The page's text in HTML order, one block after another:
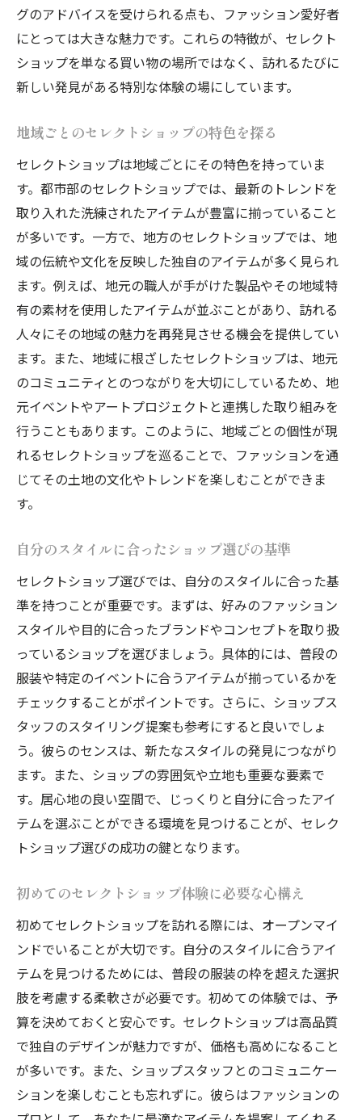
ショップランクと流行の関係性について
自分のファッションステージに合ったラン
クの選び方
初心者必見のセレクトショップ選び方指南
プ
初心者が陥りがちなミスとその回避法
セレクトショップ初心者のための予算別ア
ショップ巡りで得られるスタイルの幅
初めてのセレクトショップ体験を成功させ
るコツ
トレンドと個性を兼ね備えたセレクトショップ
の魅力
トレンドをリードするセレクトショップの
特徴
個性を大切にするショップ選びの重要性
トレンドと個性を両立させるアイテム選び
活用法
の作り方
個性的なアイテムで日常を彩る方法
個性を引き出すセレクトショップ選びの極意
自分の個性を活かすショップ選びのポイン
ト
個性を引き立てるアイテム選びのコツ
ショップスタッフと共に作るオリジナルス
タイル
個性を引き出すためのショップ巡りテクニ
ック
ユニークなスタイルを実現するためのコラ
せる方法
セレクトショップ巡りで新たなスタイルを発見
する
セレクトショップ巡りで得られる新しい視
スタイルを刷新するためのショップ巡りの
楽しみ方
さまざまなジャンルのショップを訪れるメ
グのアドバイスを受けられる点も、ファッション愛好者
にとっては大きな魅力です。これらの特徴が、セレクト
ショップを単なる買い物の場所ではなく、訪れるたびに
新しい発見がある特別な体験の場にしています。
地域ごとのセレクトショップの特色を探る
セレクトショップは地域ごとにその特色を持っていま
す。都市部のセレクトショップでは、最新のトレンドを
取り入れた洗練されたアイテムが豊富に揃っていること
が多いです。一方で、地方のセレクトショップでは、地
域の伝統や文化を反映した独自のアイテムが多く見られ
ます。例えば、地元の職人が手がけた製品やその地域特
有の素材を使用したアイテムが並ぶことがあり、訪れる
人々にその地域の魅力を再発見させる機会を提供してい
ます。また、地域に根ざしたセレクトショップは、地元
のコミュニティとのつながりを大切にしているため、地
元イベントやアートプロジェクトと連携した取り組みを
行うこともあります。このように、地域ごとの個性が現
れるセレクトショップを巡ることで、ファッションを通
じてその土地の文化やトレンドを楽しむことができま
す。
自分のスタイルに合ったショップ選びの基準
セレクトショップ選びでは、自分のスタイルに合った基
準を持つことが重要です。まずは、好みのファッション
スタイルや目的に合ったブランドやコンセプトを取り扱
っているショップを選びましょう。具体的には、普段の
服装や特定のイベントに合うアイテムが揃っているかを
チェックすることがポイントです。さらに、ショップス
タッフのスタイリング提案も参考にすると良いでしょ
う。彼らのセンスは、新たなスタイルの発見につながり
ます。また、ショップの雰囲気や立地も重要な要素で
す。居心地の良い空間で、じっくりと自分に合ったアイ
テムを選ぶことができる環境を見つけることが、セレク
トショップ選びの成功の鍵となります。
初めてのセレクトショップ体験に必要な心構え
初めてセレクトショップを訪れる際には、オープンマイ
ンドでいることが大切です。自分のスタイルに合うアイ
テムを見つけるためには、普段の服装の枠を超えた選択
肢を考慮する柔軟さが必要です。初めての体験では、予
算を決めておくと安心です。セレクトショップは高品質
で独自のデザインが魅力ですが、価格も高めになること
が多いです。また、ショップスタッフとのコミュニケー
ションを楽しむことも忘れずに。彼らはファッションの